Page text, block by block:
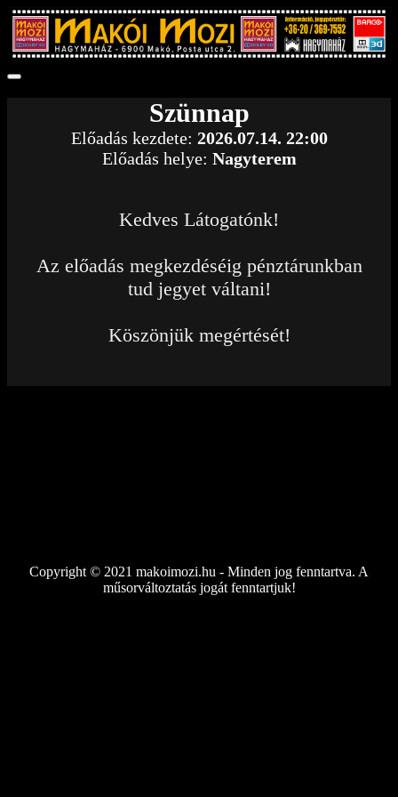
Szünnap
Előadás kezdete: 2026.07.14. 22:00
Előadás helye: Nagyterem
Kedves Látogatónk!
Az előadás megkezdéséig pénztárunkban
tud jegyet váltani!
Köszönjük megértését!
Copyright © 2021 makoimozi.hu - Minden jog fenntartva. A
műsorváltoztatás jogát fenntartjuk!